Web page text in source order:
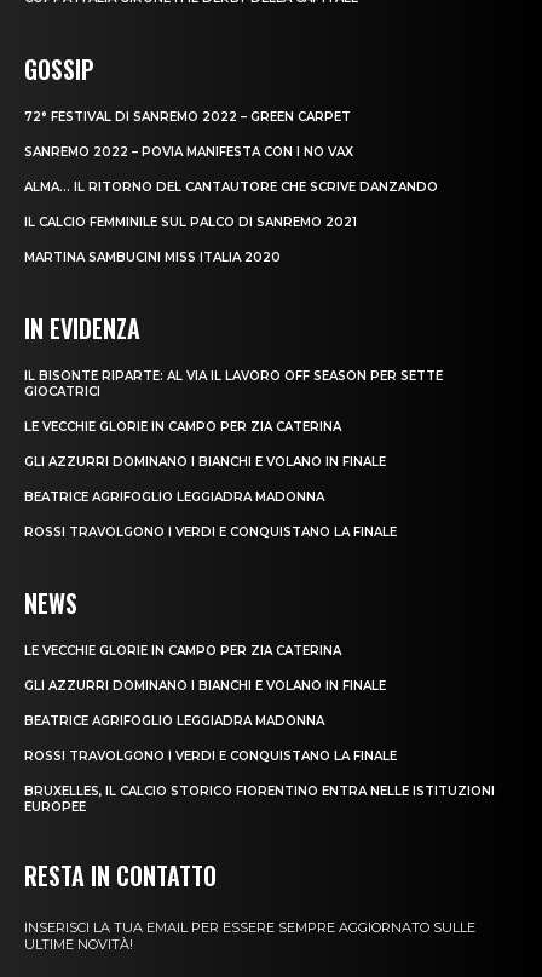
GOSSIP
72° FESTIVAL DI SANREMO 2022 – GREEN CARPET
SANREMO 2022 – POVIA MANIFESTA CON I NO VAX
ALMA… IL RITORNO DEL CANTAUTORE CHE SCRIVE DANZANDO
IL CALCIO FEMMINILE SUL PALCO DI SANREMO 2021
MARTINA SAMBUCINI MISS ITALIA 2020
IN EVIDENZA
IL BISONTE RIPARTE: AL VIA IL LAVORO OFF SEASON PER SETTE
GIOCATRICI
LE VECCHIE GLORIE IN CAMPO PER ZIA CATERINA
GLI AZZURRI DOMINANO I BIANCHI E VOLANO IN FINALE
BEATRICE AGRIFOGLIO LEGGIADRA MADONNA
ROSSI TRAVOLGONO I VERDI E CONQUISTANO LA FINALE
NEWS
LE VECCHIE GLORIE IN CAMPO PER ZIA CATERINA
GLI AZZURRI DOMINANO I BIANCHI E VOLANO IN FINALE
BEATRICE AGRIFOGLIO LEGGIADRA MADONNA
ROSSI TRAVOLGONO I VERDI E CONQUISTANO LA FINALE
BRUXELLES, IL CALCIO STORICO FIORENTINO ENTRA NELLE ISTITUZIONI
EUROPEE
RESTA IN CONTATTO
INSERISCI LA TUA EMAIL PER ESSERE SEMPRE AGGIORNATO SULLE
ULTIME NOVITÀ!